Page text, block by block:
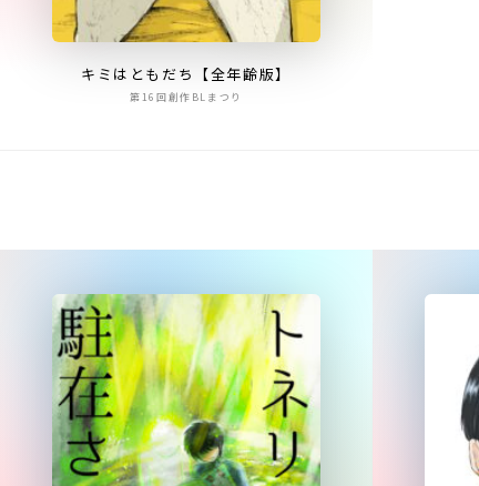
キミはともだち【全年齢版】
第16回創作BLまつり